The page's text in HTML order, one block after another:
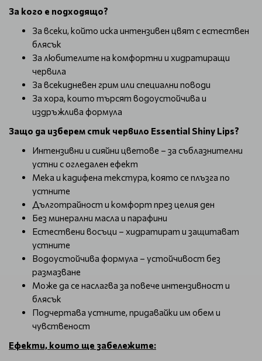
За кого е подходящо?
За всеки, който иска интензивен цвят с естествен
блясък
За любителите на комфортни и хидратиращи
червила
За всекидневен грим или специални поводи
За хора, които търсят водоустойчива и
издръжлива формула
Защо да изберем стик червило Essential Shiny Lips?
Интензивни и сияйни цветове – за съблазнителни
устни с огледален ефект
Мека и кадифена текстура, която се плъзга по
устните
Дълготрайност и комфорт през целия ден
Без минерални масла и парафини
Естествени восъци – хидратират и защитават
устните
Водоустойчива формула – устойчивост без
размазване
Може да се наслагва за повече интензивност и
блясък
Подчертава устните, придавайки им обем и
чувственост
Ефекти, които ще забележите: